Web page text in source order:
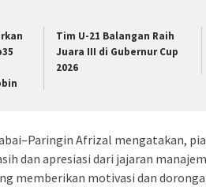
Tim U-21 Balangan Raih
Juara III di Gubernur Cup
2026
Afrizal mengatakan,
dan apresiasi dari jajaran
memberikan motivasi dan